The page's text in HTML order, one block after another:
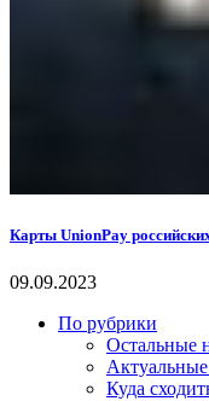
Карты UnionPay
09.09.2023
По рубрики
Остальные
Куда